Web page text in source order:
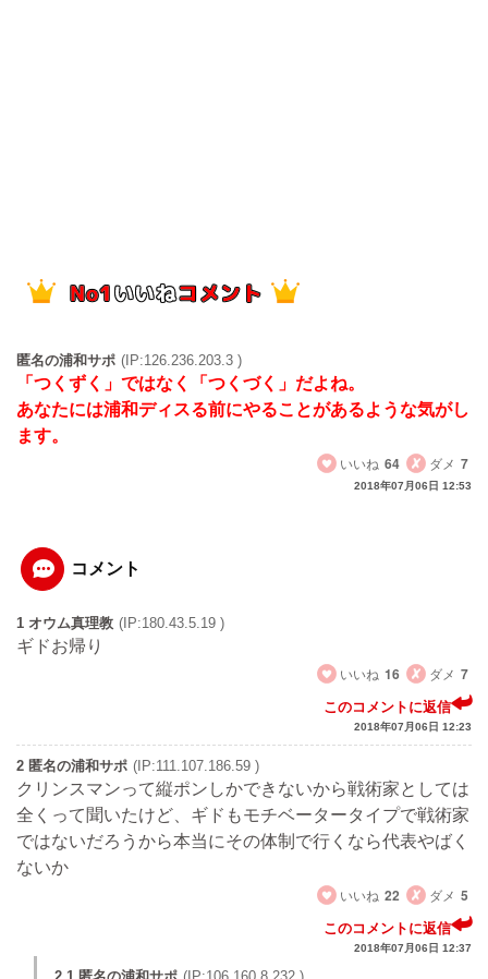
匿名の浦和サポ (IP:126.236.203.3 )
「つくずく」ではなく「つくづく」だよね。
あなたには浦和ディスる前にやることがあるような気がし
ます。
いいね 64 ダメ 7
2018年07月06日 12:53
コメント
1 オウム真理教 (IP:180.43.5.19 )
ギドお帰り
いいね 16 ダメ 7
このコメントに返信
2018年07月06日 12:23
2 匿名の浦和サポ (IP:111.107.186.59 )
クリンスマンって縦ポンしかできないから戦術家としては
全くって聞いたけど、ギドもモチベータータイプで戦術家
ではないだろうから本当にその体制で行くなら代表やばく
ないか
いいね 22 ダメ 5
このコメントに返信
2018年07月06日 12:37